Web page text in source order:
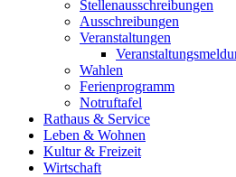
Stellenausschreibungen
Ausschreibungen
Veranstaltungen
Wahlen
Ferienprogramm
Notruftafel
Rathaus & Service
Leben & Wohnen
Kultur & Freizeit
Wirtschaft